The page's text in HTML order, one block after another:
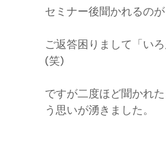
セミナー後聞かれるの
ご返答困りまして「い
(笑)
ですが二度ほど聞かれ
う思いが湧きました。